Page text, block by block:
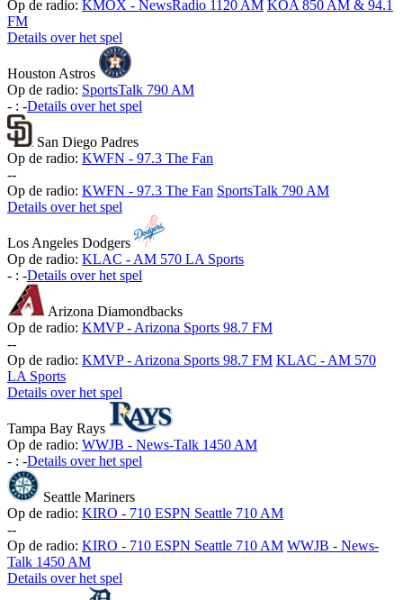
Op de radio: KMOX - NewsRadio 1120 AM KOA 850 AM & 94.1
FM
Details over het spel
Houston Astros
Op de radio: SportsTalk 790 AM
- : -Details over het spel
San Diego Padres
Op de radio: KWFN - 97.3 The Fan
--
Op de radio: KWFN - 97.3 The Fan SportsTalk 790 AM
Details over het spel
Los Angeles Dodgers
Op de radio: KLAC - AM 570 LA Sports
- : -Details over het spel
Arizona Diamondbacks
Op de radio: KMVP - Arizona Sports 98.7 FM
--
Op de radio: KMVP - Arizona Sports 98.7 FM KLAC - AM 570
LA Sports
Details over het spel
Tampa Bay Rays
Op de radio: WWJB - News-Talk 1450 AM
- : -Details over het spel
Seattle Mariners
Op de radio: KIRO - 710 ESPN Seattle 710 AM
--
Op de radio: KIRO - 710 ESPN Seattle 710 AM WWJB - News-
Talk 1450 AM
Details over het spel